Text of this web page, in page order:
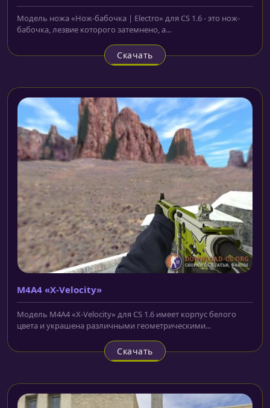
Модель ножа «Нож-бабочка | Electro» для CS 1.6 - это нож-
бабочка, лезвие которого затемнено, а...
Скачать
M4A4 «X-Velocity»
Модель M4A4 «X-Velocity» для CS 1.6 имеет корпус белого
цвета и украшена различными геометрическими...
Скачать